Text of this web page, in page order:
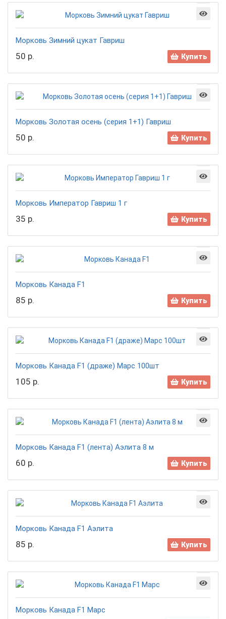
Морковь Зимний цукат Гавриш
50 р. Купить
Морковь Золотая осень (серия 1+1) Гавриш
50 р. Купить
Морковь Император Гавриш 1 г
35 р. Купить
Морковь Канада F1
85 р. Купить
Морковь Канада F1 (драже) Марс 100шт
105 р. Купить
Морковь Канада F1 (лента) Аэлита 8 м
60 р. Купить
Морковь Канада F1 Аэлита
85 р. Купить
Морковь Канада F1 Марс